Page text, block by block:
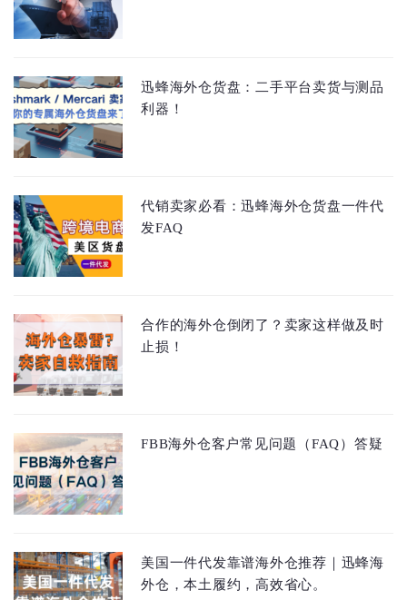
迅蜂海外仓货盘：二手平台卖货与测品
利器！
代销卖家必看：迅蜂海外仓货盘一件代
发FAQ
合作的海外仓倒闭了？卖家这样做及时
止损！
FBB海外仓客户常见问题（FAQ）答疑
美国一件代发靠谱海外仓推荐｜迅蜂海
外仓，本土履约，高效省心。